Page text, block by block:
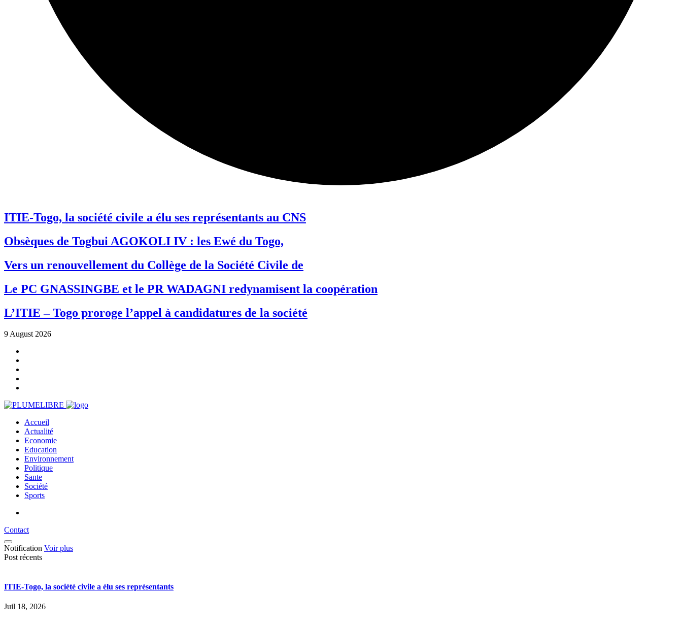
ITIE-Togo, la société civile a élu ses représentants au CNS
Obsèques de Togbui AGOKOLI IV : les Ewé du Togo,
Vers un renouvellement du Collège de la Société Civile de
Le PC GNASSINGBE et le PR WADAGNI redynamisent la coopération
L’ITIE – Togo proroge l’appel à candidatures de la société
9 August 2026
Accueil
Actualité
Economie
Education
Environnement
Politique
Sante
Société
Sports
Contact
Notification Voir plus
Post récents
ITIE-Togo, la société civile a élu ses représentants
Juil 18, 2026